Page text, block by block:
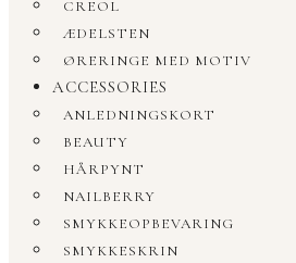
CREOL
ÆDELSTEN
ØRERINGE MED MOTIV
ACCESSORIES
ANLEDNINGSKORT
BEAUTY
HÅRPYNT
NAILBERRY
SMYKKEOPBEVARING
SMYKKESKRIN